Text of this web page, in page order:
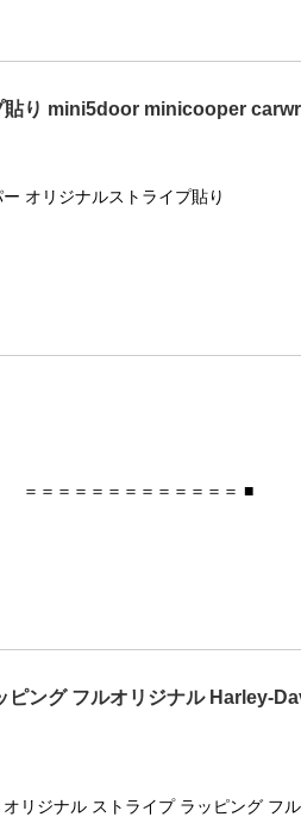
貼り mini5door minicooper
ー オリジナルストライプ貼り
＝＝＝＝＝＝＝＝＝＝＝＝＝ ■
ピング フルオリジナル Harley-
リジナル ストライプ ラッピング フ